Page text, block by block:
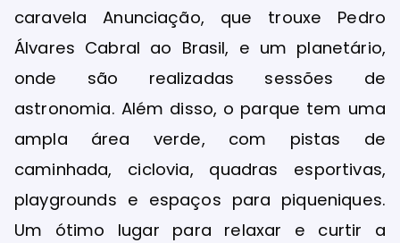
caravela Anunciação, que trouxe Pedro
Álvares Cabral ao Brasil, e um planetário,
onde são realizadas sessões de
astronomia. Além disso, o parque tem uma
ampla área verde, com pistas de
caminhada, ciclovia, quadras esportivas,
playgrounds e espaços para piqueniques.
Um ótimo lugar para relaxar e curtir a